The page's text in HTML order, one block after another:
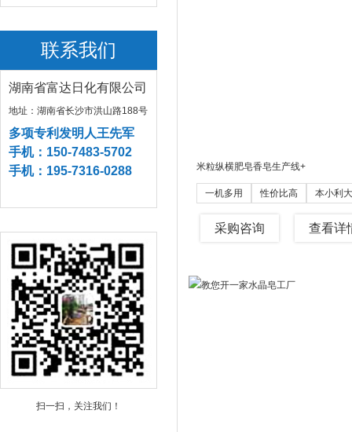
联系我们
湖南省富达日化有限公司
地址：湖南省长沙市洪山路188号
多项专利发明人王先军
手机：150-7483-5702
手机：195-7316-0288
扫一扫，关注我们！
米粒纵横肥皂香皂生产线+
一机多用 性价比高 本小利大
采购咨询 查看详